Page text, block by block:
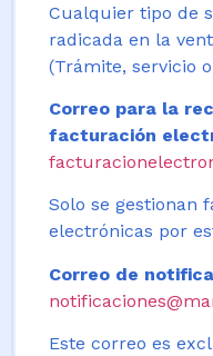
Cualquier tipo de
radicada en la
(Trámite, servicio o
Correo para la
facturación
Solo se gestionan
electrónicas por
Correo de
Este correo es